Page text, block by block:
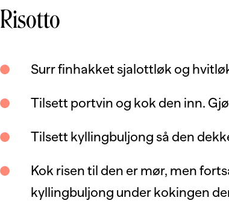
Risotto
Surr finhakket sjalottløk og
Tilsett portvin og kok den inn.
Tilsett kyllingbuljong så den
Kok risen til den er mør, men
kyllingbuljong under kokingen